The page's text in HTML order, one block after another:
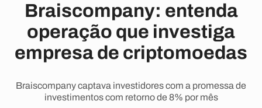
Braiscompany: entenda
operação que investiga
empresa de criptomoedas
Braiscompany captava investidores com a promessa de
investimentos com retorno de 8% por mês